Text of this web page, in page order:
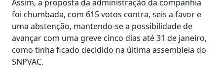
Assim, a proposta da administração da companhia
foi chumbada, com 615 votos contra, seis a favor e
uma abstenção, mantendo-se a possibilidade de
avançar com uma greve cinco dias até 31 de janeiro,
como tinha ficado decidido na última assembleia do
SNPVAC.